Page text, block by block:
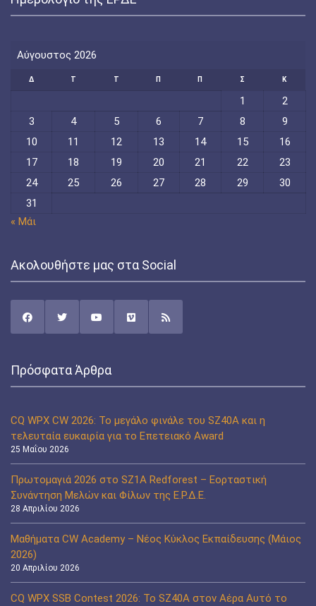
Αύγουστος 2026
Δ Τ Τ Π Π Σ Κ
1
2
3
4 5 6 7 8
9
10
11 12 13 14 15
16
17
18 19 20 21 22
23
24
25 26 27 28 29
30
31
« Μάι
Ακολουθήστε μας στα Social
Πρόσφατα Άρθρα
CQ WPX CW 2026: Το μεγάλο φινάλε του SZ40A και η
τελευταία ευκαιρία για το Επετειακό Award
25 Μαΐου 2026
Πρωτομαγιά 2026 στο SZ1A Redforest – Εορταστική
Συνάντηση Μελών και Φίλων της Ε.Ρ.Δ.Ε.
28 Απριλίου 2026
Μαθήματα CW Academy – Νέος Κύκλος Εκπαίδευσης (Μάιος
2026)
20 Απριλίου 2026
CQ WPX SSB Contest 2026: Το SZ40A στον Αέρα Αυτό το